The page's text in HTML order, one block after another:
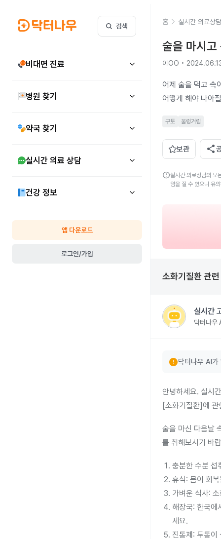
검색
비대면 진료
병원 찾기
약국 찾기
실시간 의료 상담
건강 정보
앱 다운로드
로그인/가입
홈 실시간 의료상담
술을 마시고
이OO •
어제 술을 먹고 속
어떻게 해야 나아
구토 울렁거림
보관 share
error실시간 의료상담의 모
임을 질 수 있으니 유
소화기질환 관련
실시간
닥터나우
error닥터나우 AI
안녕하세요. 실시
[소화기질환]에 관
술을 마신 다음날
를 취해보시기 바
충분한 수분 섭
휴식: 몸이 회
가벼운 식사:
해장국: 한국에
세요.
진통제: 두통이